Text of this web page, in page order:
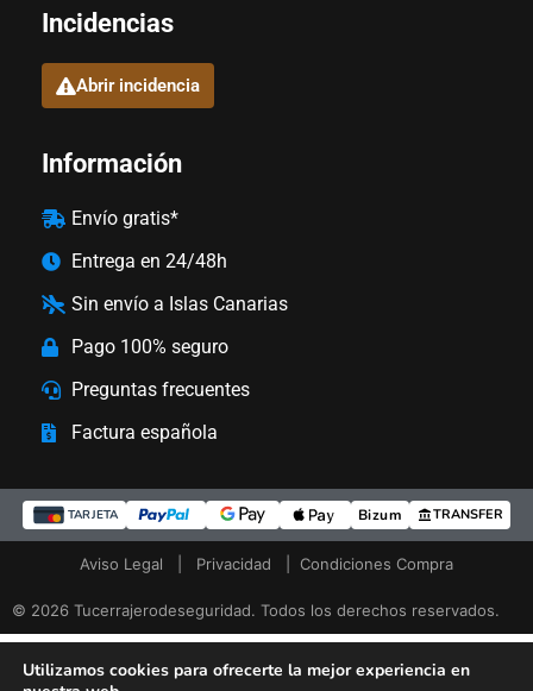
Incidencias
Abrir incidencia
Información
Envío gratis*
Entrega en 24/48h
Sin envío a Islas Canarias
Pago 100% seguro
Preguntas frecuentes
Factura española
TARJETA Bizum TRANSFER
Aviso Legal Privacidad Condiciones Compra
© 2026 Tucerrajerodeseguridad. Todos los derechos reservados.
Utilizamos cookies para ofrecerte la mejor experiencia en